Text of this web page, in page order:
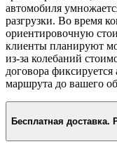
автомобиля
разгрузки. Во время
ориентировочную
клиенты планируют
из-за колебаний
договора
маршрута до вашего
Бесплатная